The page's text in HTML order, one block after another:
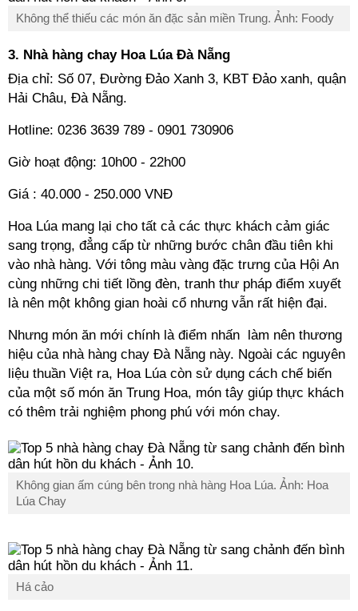
Không thể thiếu các món ăn đặc sản miền Trung. Ảnh: Foody
3. Nhà hàng chay Hoa Lúa Đà Nẵng
Địa chỉ: Số 07, Đường Đảo Xanh 3, KBT Đảo xanh, quận
Hải Châu, Đà Nẵng.
Hotline: 0236 3639 789 - 0901 730906
Giờ hoạt động: 10h00 - 22h00
Giá : 40.000 - 250.000 VNĐ
Hoa Lúa mang lại cho tất cả các thực khách cảm giác
sang trọng, đẳng cấp từ những bước chân đầu tiên khi
vào nhà hàng. Với tông màu vàng đặc trưng của Hội An
cùng những chi tiết lồng đèn, tranh thư pháp điểm xuyết
là nên một không gian hoài cổ nhưng vẫn rất hiện đại.
Nhưng món ăn mới chính là điểm nhấn làm nên thương
hiệu của nhà hàng chay Đà Nẵng này. Ngoài các nguyên
liệu thuần Việt ra, Hoa Lúa còn sử dụng cách chế biến
của một số món ăn Trung Hoa, món tây giúp thực khách
có thêm trải nghiệm phong phú với món chay.
Không gian ấm cúng bên trong nhà hàng Hoa Lúa. Ảnh: Hoa
Lúa Chay
Há cảo